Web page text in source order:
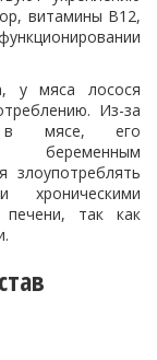
витамины В12,
у мяса лосося
Из-за
в мясе, его
беременным
печени, так как